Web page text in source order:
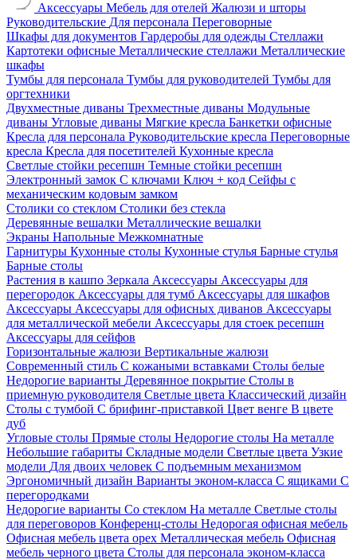
Аксессуары Мебель для отелей Жалюзи и шторы
Руководительские Для персонала Переговорные
Шкафы для документов Гардеробы для одежды Стеллажи
Картотеки офисные Металлические стеллажи Металлические
шкафы
Тумбы для персонала Тумбы для руководителей Тумбы для
оргтехники
Двухместные диваны Трехместные диваны Модульные
диваны Угловые диваны Мягкие кресла Банкетки офисные
Кресла для персонала Руководительские кресла Переговорные
кресла Кресла для посетителей Кухонные кресла
Светлые стойки ресепшн Темные стойки ресепшн
Электронный замок С ключами Ключ + код Сейфы с
механическим кодовым замком
Столики со стеклом Столики без стекла
Деревянные вешалки Металлические вешалки
Экраны Напольные Межкомнатные
Гарнитуры Кухонные столы Кухонные стулья Барные стулья
Барные столы
Растения в кашпо Зеркала Аксессуары Аксессуары для
перегородок Аксессуары для тумб Аксессуары для шкафов
Аксессуары Аксессуары для офисных диванов Аксессуары
для металлической мебели Аксессуары для стоек ресепшн
Аксессуары для сейфов
Горизонтальные жалюзи Вертикальные жалюзи
Современный стиль С кожаными вставками Столы белые
Недорогие варианты Деревянное покрытие Столы в
приемную руководителя Светлые цвета Классический дизайн
Столы с тумбой С брифинг-приставкой Цвет венге В цвете
дуб
Угловые столы Прямые столы Недорогие столы На металле
Небольшие габариты Складные модели Светлые цвета Узкие
модели Для двоих человек С подъемным механизмом
Эргономичный дизайн Варианты эконом-класса С ящиками С
перегородками
Недорогие варианты Со стеклом На металле Светлые столы
для переговоров Конференц-столы Недорогая офисная мебель
Офисная мебель цвета орех Металлическая мебель Офисная
мебель черного цвета Столы для персонала эконом-класса